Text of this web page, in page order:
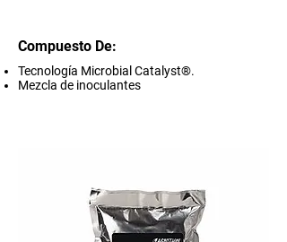
Compuesto De:
Tecnología Microbial Catalyst®.
Mezcla de inoculantes